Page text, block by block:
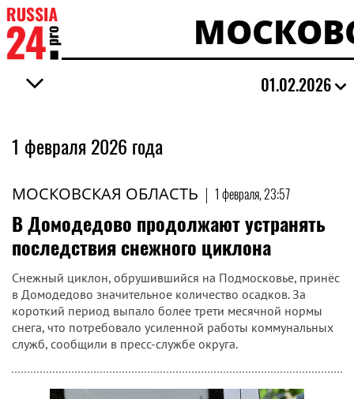
01.02.2026
1 февраля 2026 года
МОСКОВСКАЯ ОБЛАСТЬ | 1 февраля, 23:57
В Домодедово продолжают устранять
последствия снежного циклона
Снежный циклон, обрушившийся на Подмосковье, принёс
в Домодедово значительное количество осадков. За
короткий период выпало более трети месячной нормы
снега, что потребовало усиленной работы коммунальных
служб, сообщили в пресс-службе округа.